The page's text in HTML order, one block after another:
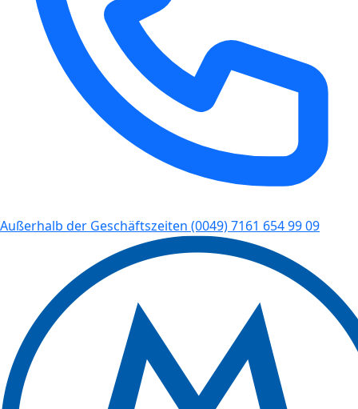
Außerhalb der Geschäftszeiten (0049) 7161 654 99 09